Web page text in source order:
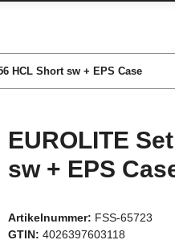
HCL Short sw + EPS Case
EUROLITE
sw + EPS
Artikelnummer: FSS-65723
GTIN: 4026397603118